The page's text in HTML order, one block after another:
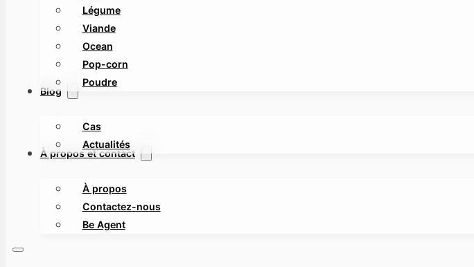
Légume
Viande
Ocean
Pop-corn
Poudre
Blog
Cas
Actualités
À propos et contact
À propos
Contactez-nous
Be Agent